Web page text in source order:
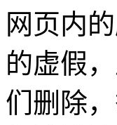
网页内
的虚假
们删除